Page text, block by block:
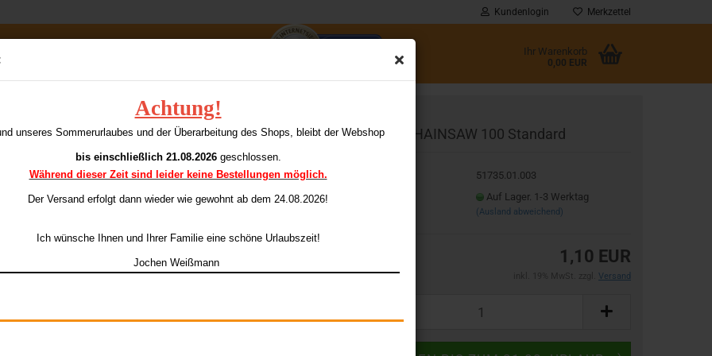
Achtung!
unseres Sommerurlaubes und der Überarbeitung des Shops, bleibt der Webshop
bis einschließlich 21.08.2026geschlossen.
Während dieser Zeit sind leider keine Bestellungen möglich.
Der Versand erfolgt dann wieder wie gewohnt ab dem 24.08.2026!
Ich wünsche Ihnen und Ihrer Familie eine schöne Urlaubszeit!
Jochen Weißmann
Kundenlogin
Passwort
Merkzettel
Ihr Warenkorb
0,00 EUR
Kategorie Alchemy CHAINSAW 100 Standard
51735.01.003
Auf Lager. 1-3 Werktag
(Ausland abweichend)
1,10 EUR
Versand